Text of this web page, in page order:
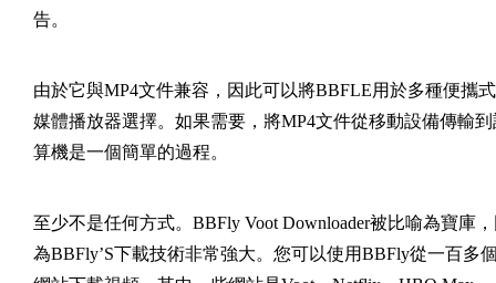
告。
由於它與MP4文件兼容，因此可以將BBFLE用於多種便攜式
媒體播放器選擇。如果需要，將MP4文件從移動設備傳輸到
算機是一個簡單的過程。
至少不是任何方式。BBFly Voot Downloader被比喻為寶庫
為BBFly’S下載技術非常強大。您可以使用BBFly從一百多